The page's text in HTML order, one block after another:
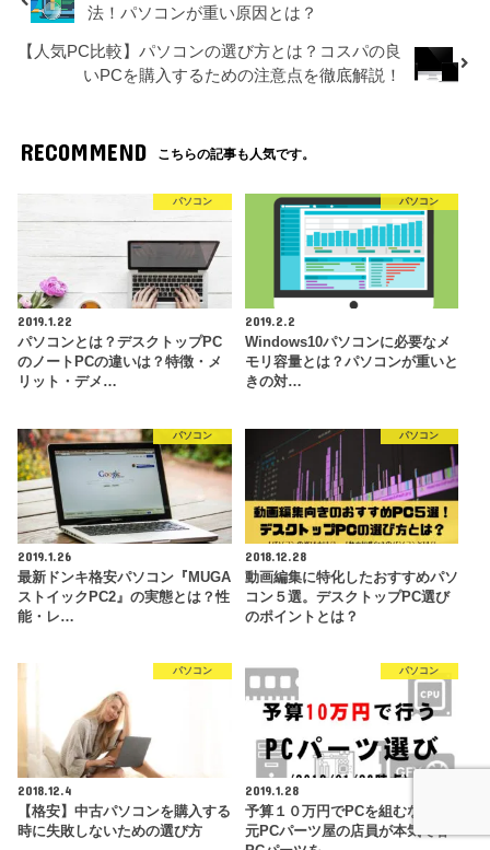
法！パソコンが重い原因とは？
【人気PC比較】パソコンの選び方とは？コスパの良
いPCを購入するための注意点を徹底解説！
RECOMMEND こちらの記事も人気です。
パソコン
2019.1.22
パソコンとは？デスクトップPC
のノートPCの違いは？特徴・メ
リット・デメ…
パソコン
2019.2.2
Windows10パソコンに必要なメ
モリ容量とは？パソコンが重いと
きの対…
パソコン
2019.1.26
最新ドンキ格安パソコン『MUGA
ストイックPC2』の実態とは？性
能・レ…
パソコン
2018.12.28
動画編集に特化したおすすめパソ
コン５選。デスクトップPC選び
のポイントとは？
パソコン
2018.12.4
【格安】中古パソコンを購入する
時に失敗しないための選び方
パソコン
2019.1.28
予算１０万円でPCを組むなら？
元PCパーツ屋の店員が本気で各